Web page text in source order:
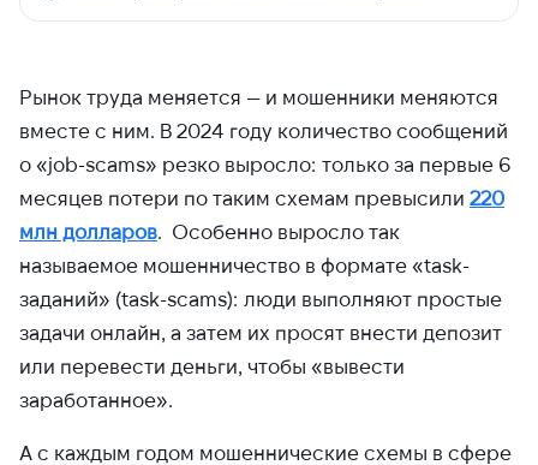
Рынок труда меняется — и мошенники меняются
вместе с ним. В 2024 году количество сообщений
о «job-scams» резко выросло: только за первые 6
месяцев потери по таким схемам превысили 220
млн долларов. Особенно выросло так
называемое мошенничество в формате «task-
заданий» (task-scams): люди выполняют простые
задачи онлайн, а затем их просят внести депозит
или перевести деньги, чтобы «вывести
заработанное».
А с каждым годом мошеннические схемы в сфере